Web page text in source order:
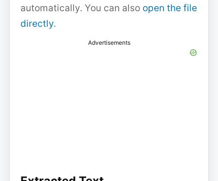
automatically. You can also open the file
directly.
Advertisements